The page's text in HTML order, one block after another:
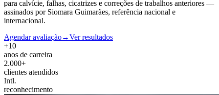
para calvície, falhas, cicatrizes e correções de trabalhos anteriores —
assinados por Siomara Guimarães, referência nacional e
internacional.
Agendar avaliação→Ver resultados
+10
anos de carreira
2.000+
clientes atendidos
Intl.
reconhecimento